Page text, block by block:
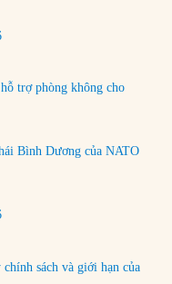
trợ phòng không cho
Bình Dương của NATO
sách và giới hạn của